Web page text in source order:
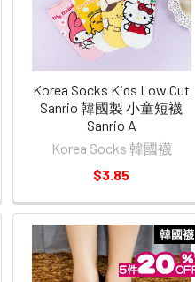
Korea Socks Kids Low Cut
Sanrio 韓國製 小童短襪
Sanrio A
Korea Socks 韓國襪
$3.85
韓國襪